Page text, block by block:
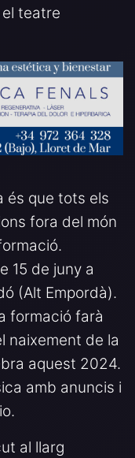
teatre
és que tots els
fora del món
15 de juny a
(Alt Empordà).
formació farà
naixement de la
aquest 2024.
amb anuncis i
al llarg